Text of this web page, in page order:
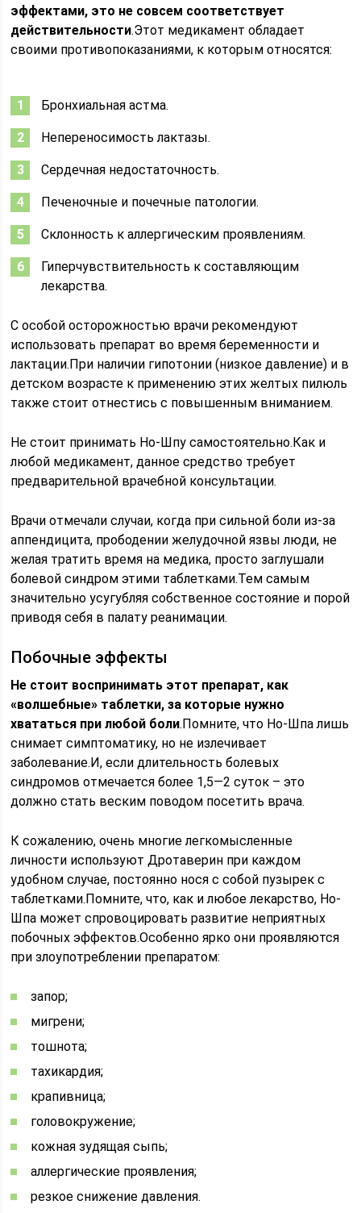
эффектами, это не совсем соответствует
действительности.Этот медикамент обладает
своими противопоказаниями, к которым относятся:
Бронхиальная астма.
Непереносимость лактазы.
Сердечная недостаточность.
Печеночные и почечные патологии.
Склонность к аллергическим проявлениям.
Гиперчувствительность к составляющим
лекарства.
С особой осторожностью врачи рекомендуют
использовать препарат во время беременности и
лактации.При наличии гипотонии (низкое давление) и в
детском возрасте к применению этих желтых пилюль
также стоит отнестись с повышенным вниманием.
Не стоит принимать Но-Шпу самостоятельно.Как и
любой медикамент, данное средство требует
предварительной врачебной консультации.
Врачи отмечали случаи, когда при сильной боли из-за
аппендицита, прободении желудочной язвы люди, не
желая тратить время на медика, просто заглушали
болевой синдром этими таблетками.Тем самым
значительно усугубляя собственное состояние и порой
приводя себя в палату реанимации.
Побочные эффекты
Не стоит воспринимать этот препарат, как
«волшебные» таблетки, за которые нужно
хвататься при любой боли.Помните, что Но-Шпа лишь
снимает симптоматику, но не излечивает
заболевание.И, если длительность болевых
синдромов отмечается более 1,5—2 суток – это
должно стать веским поводом посетить врача.
К сожалению, очень многие легкомысленные
личности используют Дротаверин при каждом
удобном случае, постоянно нося с собой пузырек с
таблетками.Помните, что, как и любое лекарство, Но-
Шпа может спровоцировать развитие неприятных
побочных эффектов.Особенно ярко они проявляются
при злоупотреблении препаратом:
запор;
мигрени;
тошнота;
тахикардия;
крапивница;
головокружение;
кожная зудящая сыпь;
аллергические проявления;
резкое снижение давления.